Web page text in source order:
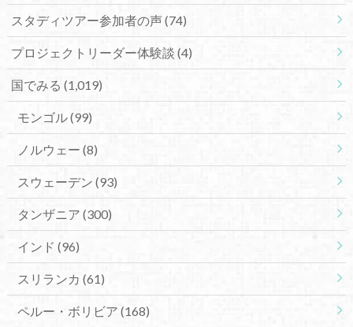
スタディツアー参加者の声(74)
プロジェクトリーダー体験談 (4)
国でみる (1,019)
モンゴル(99)
ノルウェー (8)
スウェーデン (93)
タンザニア (300)
インド (96)
スリランカ (61)
ペルー・ボリビア (168)